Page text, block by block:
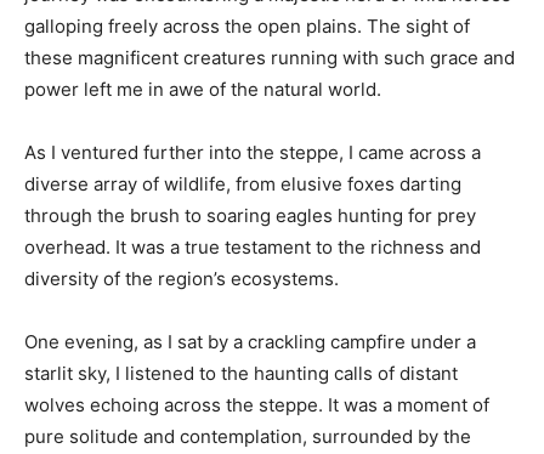
galloping freely across the open plains. The sight of
these magnificent creatures running with such grace and
power left me in awe of the natural world.
As I ventured further into the steppe, I came across a
diverse array of wildlife, from elusive foxes darting
through the brush to soaring eagles hunting for prey
overhead. It was a true testament to the richness and
diversity of the region’s ecosystems.
One evening, as I sat by a crackling campfire under a
starlit sky, I listened to the haunting calls of distant
wolves echoing across the steppe. It was a moment of
pure solitude and contemplation, surrounded by the